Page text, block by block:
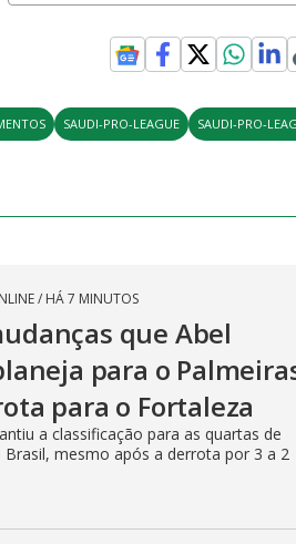
SAUDI-PRO-LEAGUE SAUDI-PRO-
/ HÁ 7 MINUTOS
que Abel
para o
para o Fortaleza
a classificação para as quartas de
Brasil, mesmo após a derrota por 3 a 2